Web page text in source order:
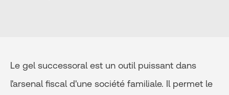
Le gel successoral est un outil puissant dans
l'arsenal fiscal d'une société familiale. Il permet le